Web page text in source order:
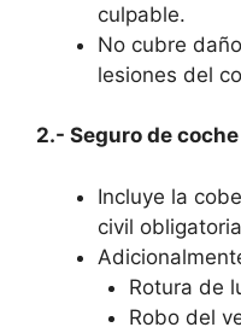
culpable.
No cubre
lesiones del
2.- Seguro de
Incluye la
civil
Rotura de
Robo del